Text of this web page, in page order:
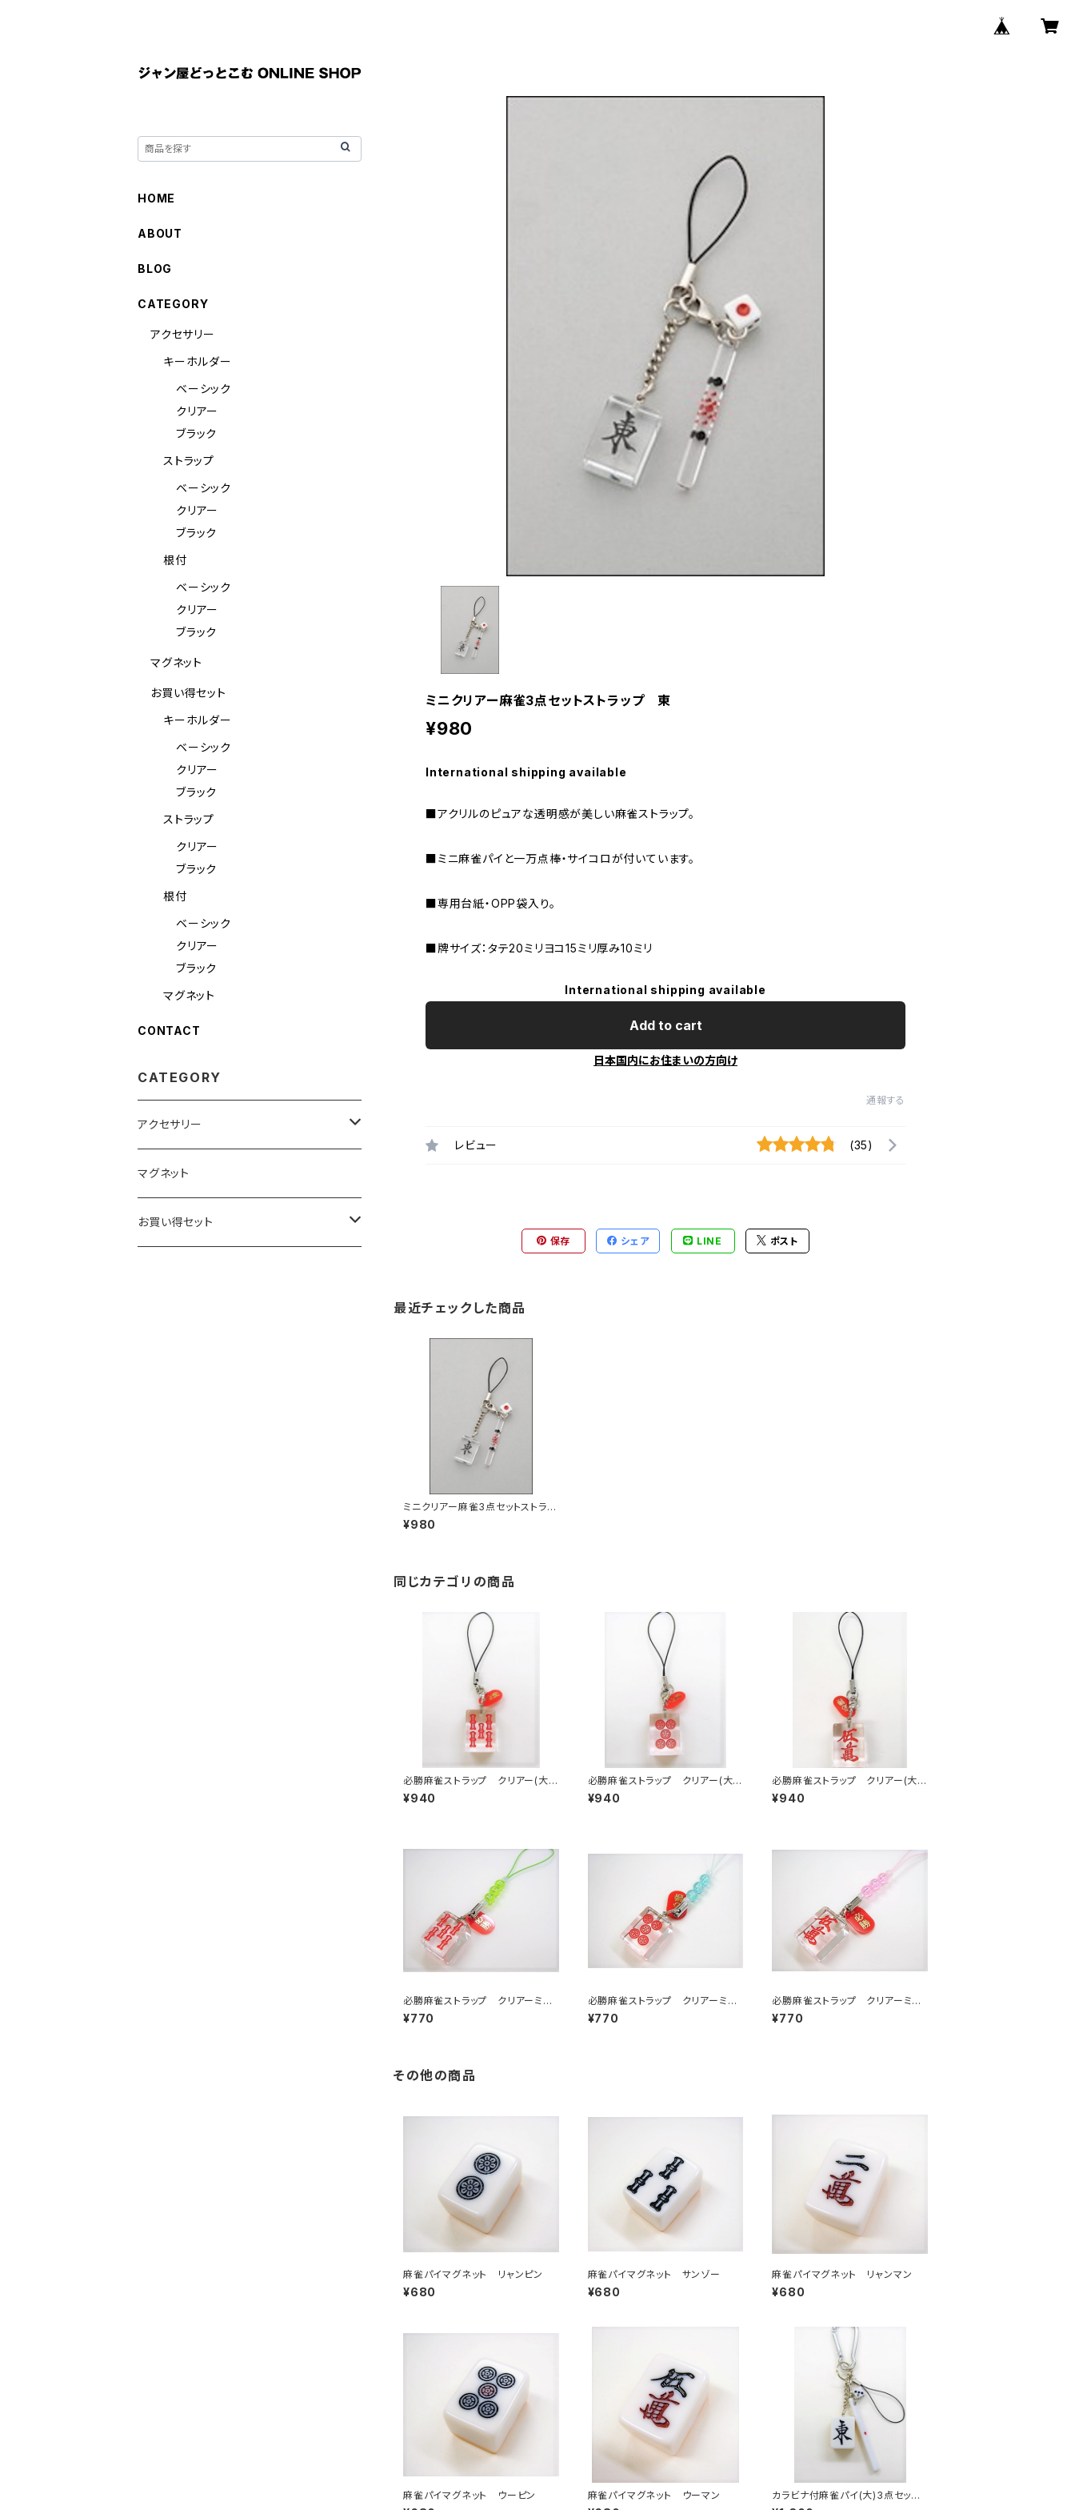
ミニクリアー麻雀3点セットストラップ 東
¥980
International shipping available
■アクリルのピュアな透明感が美しい麻雀ストラップ。
■ミニ麻雀パイと一万点棒・サイコロが付いています。
■専用台紙・OPP袋入り。
■牌サイズ：タテ20ミリヨコ15ミリ厚み10ミリ
International shipping available
Add to cart
日本国内にお住まいの方向け
通報する
レビュー (35)
保存 シェア LINE ポスト
最近チェックした商品
ミニクリアー麻雀3点セットストラッ
プ 東
¥980
同じカテゴリの商品
必勝麻雀ストラップ クリアー(大)
赤ウーソー
¥940
必勝麻雀ストラップ クリアー(大)
赤ウーピン
¥940
必勝麻雀ストラップ クリアー(大)
赤ウーマン
¥940
必勝麻雀ストラップ クリアーミニ
赤ウーソー
¥770
必勝麻雀ストラップ クリアーミニ
赤ウーピン
¥770
必勝麻雀ストラップ クリアーミニ
赤ウーマン
¥770
その他の商品
麻雀パイマグネット リャンピン
¥680
麻雀パイマグネット サンゾー
¥680
麻雀パイマグネット リャンマン
¥680
麻雀パイマグネット ウーピン 麻雀パイマグネット ウーマン
カラビナ付麻雀パイ(大)3点セット
キーホルダー 【東】
HOME
ABOUT
BLOG
CATEGORY
アクセサリー
キーホルダー
ベーシック
クリアー
ブラック
ストラップ
ベーシック
クリアー
ブラック
根付
ベーシック
クリアー
ブラック
マグネット
お買い得セット
キーホルダー
ベーシック
クリアー
ブラック
ストラップ
クリアー
ブラック
根付
ベーシック
クリアー
ブラック
マグネット
CONTACT
CATEGORY
アクセサリー
キーホルダー
ベーシック
ストラップ
マグネット
お買い得セット